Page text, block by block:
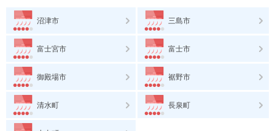
沼津市 三島市
富士宮市 富士市
御殿場市 裾野市
清水町 長泉町